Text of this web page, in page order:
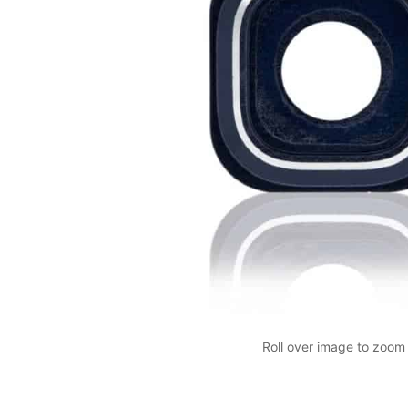
Roll over image to zoom